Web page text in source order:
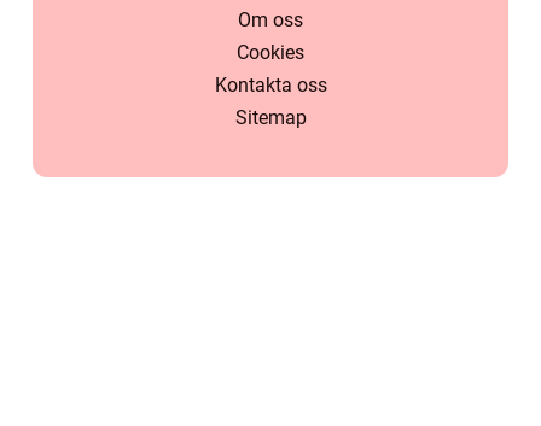
Om oss
Cookies
Kontakta oss
Sitemap